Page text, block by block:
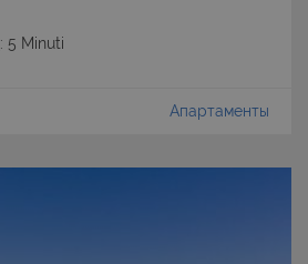
: 5 Minuti
Апартаменты